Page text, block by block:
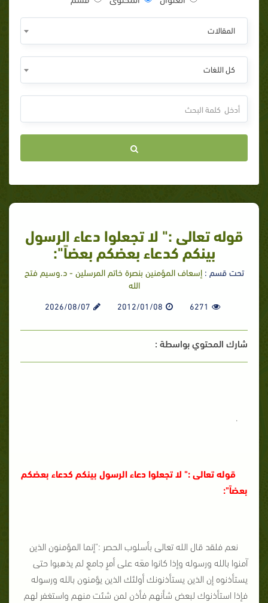
المقالات
كل اللغات
قوله تعالى :" لا تجعلوا دعاء الرسول
بينكم كدعاء بعضكم بعضاً":
تحت قسم :إسعاف المؤمنين بنصرة خاتم المرسلين - د.وسيم فتح
الله
6271
2012/01/08
2026/08/07
شارك المحتوي بواسطة :
.
قوله تعالى:" لا تجعلوا دعاء الرسول بينكم كدعاء بعضكم
بعضاً":
نعم فلقد قال الله تعالى بأسلوب الحصر :"إنما المؤمنون الذين
آمنوا بالله ورسوله وإذا كانوا معَه على أمرٍ جامعٍ لم يذهبوا حتى
يستأذنوه إن الذين يستأذنونك أولئك الذين يؤمنون بالله ورسوله
فإذا استأذنوك لبعض شأنهم فأذن لمن شئت منهم واستغفر لهم